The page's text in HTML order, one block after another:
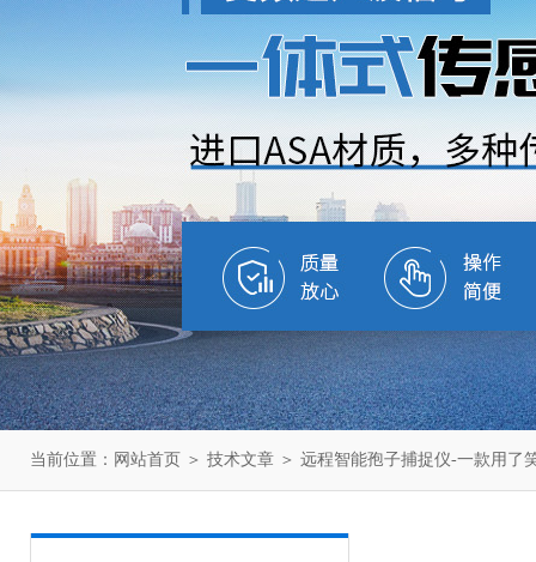
当前位置： 网站首页 ＞ 技术文章 ＞ 远程智能孢子捕捉仪-一款用了